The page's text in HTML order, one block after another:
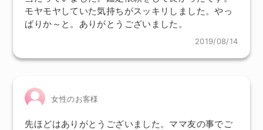
モヤモヤしていた気持ちがスッキリしました。やっ
ぱりか～と。ありがとうございました。
2019/08/14
女性のお客様
先ほどはありがとうございました。ママ友の事でご